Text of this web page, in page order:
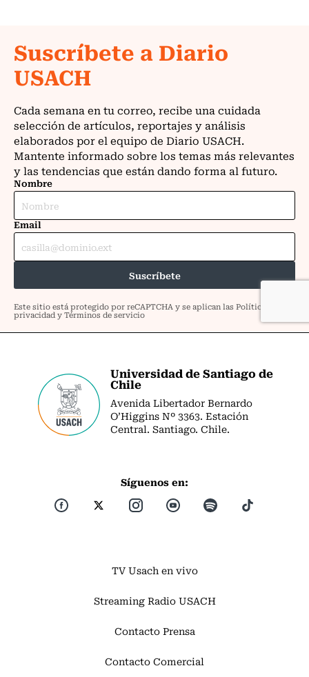
Universidad de Santiago de
Chile
Avenida Libertador Bernardo
O’Higgins Nº 3363. Estación
Central. Santiago. Chile.
Síguenos en:
TV Usach en vivo
Streaming Radio USACH
Contacto Prensa
Contacto Comercial